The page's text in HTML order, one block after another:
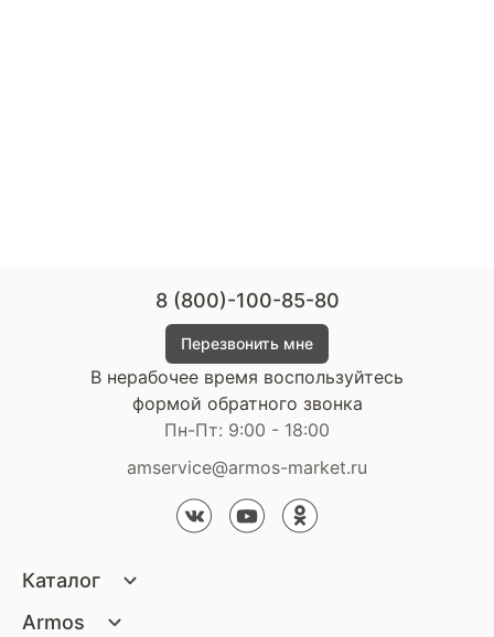
Каталог
Armos
8 (800)-100-85-80
Перезвонить мне
В нерабочее время воспользуйтесь
формой обратного звонка
Пн-Пт: 9:00 - 18:00
amservice@armos-market.ru